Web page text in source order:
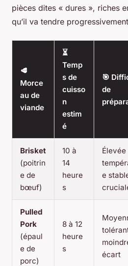
pièces dites « dures », riches
qu’il va tendre
🥩
Morce
au de
viande
⏳
Temp
s de
cuisso
n
estim
é
🎯
de
Brisket
(poitrin
e de
bœuf)
10 à
14
heure
s
Élevée
e
Pulled
Pork
(épaul
e de
porc)
8 à 12
heure
s
écart